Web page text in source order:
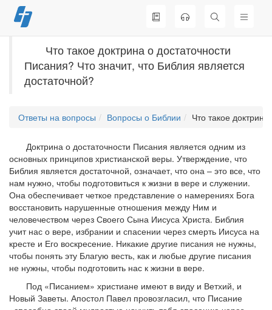
Перейти
к
Что такое доктрина о достаточности
Писания? Что значит, что Библия является
достаточной?
Ответы на вопросы Вопросы о Библии Что такое
Доктрина о достаточности Писания является одним из
основных принципов христианской веры. Утверждение, что
Библия является достаточной, означает, что она – это все, что
нам нужно, чтобы подготовиться к жизни в вере и служении.
Она обеспечивает четкое представление о намерениях Бога
восстановить нарушенные отношения между Ним и
человечеством через Своего Сына Иисуса Христа. Библия
учит нас о вере, избрании и спасении через смерть Иисуса на
кресте и Его воскресение. Никакие другие писания не нужны,
чтобы понять эту Благую весть, как и любые другие писания
не нужны, чтобы подготовить нас к жизни в вере.
Под «Писанием» христиане имеют в виду и Ветхий, и
Новый Заветы. Апостол Павел провозгласил, что Писание